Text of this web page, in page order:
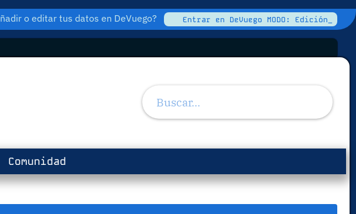
o editar tus datos en DeVuego? Entrar en DeVuego MODO: Edición_
Comunidad